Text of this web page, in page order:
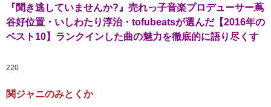
『聞き逃していませんか?』売れっ子音楽プロデューサー蔦
谷好位置・いしわたり淳治・tofubeatsが選んだ【2016年の
ベスト10】ランクインした曲の魅力を徹底的に語り尽くす
220
関ジャニのみとくか